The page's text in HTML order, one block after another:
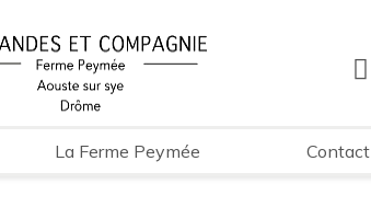
La Ferme Peymée Contact